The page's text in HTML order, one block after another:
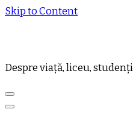
Skip to Content
Despre viață, liceu,